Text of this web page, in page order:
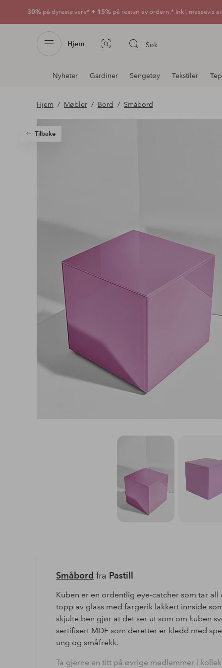
30% på dyreste vare* + 15% på resten av ordern.* Inkl. massevis
Hjem Bildesøk Søk
Avdelingsnavigering
Nyheter Gardiner Sengetøy Tekstiler
Hjem Møbler Bord Småbord
Tilbake
Småbord fra Pastill
Kuben er en ordentlig eye-catcher som tar
topp av glass med fargerik lakkert innside
skjulte ben gjør at det ser ut som om kuben
sertifisert MDF som deretter er kledd med
ung og småfrekk.
Ta gjerne en titt på øvrige medlemmer i